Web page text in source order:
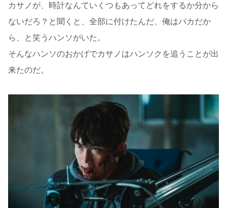
カサノが、時計なんていくつもあってどれをするか分から
ないだろ？と聞くと、全部に付けたんだ、俺はバカだか
ら、と笑うハンソがいた。
そんなハンソのおかげでカサノはハンソクを追うことが出
来たのだ。